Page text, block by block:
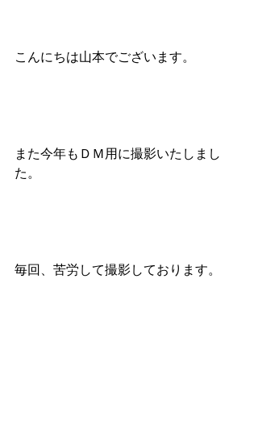
こんにちは山本でございます。
また今年もＤＭ用に撮影いたしまし
た。
毎回、苦労して撮影しております。